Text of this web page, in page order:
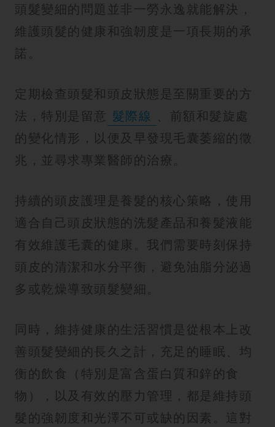
頭髮變細的問題並非一勞永逸就能解決，
維護頭髮的健康和強韌度是一項長期的承
諾。
定期檢查頭髮和頭皮狀態是至關重要的方
法，特別是留意 髮際線 、前額和髮旋處
的變化情形，以便及早發現毛囊萎縮的徵
兆，並尋求專業醫師的治療。
持續的頭皮護理是養髮的核心策略，使用
適合自己頭皮狀態的洗髮產品和養髮液能
有效維護毛囊的健康。我們需要時刻保持
頭皮的清潔和水分平衡，避免油脂分泌過
多或乾燥導致頭髮變細。
同時，維持健康的生活習慣是從根本上改
善頭髮變細的長久之計，充足的睡眠、均
衡的飲食（特別是富含蛋白質和鋅的食
物），以及有效的壓力管理，都是維持頭
髮的強韌度和光澤不可或缺的因素。這對